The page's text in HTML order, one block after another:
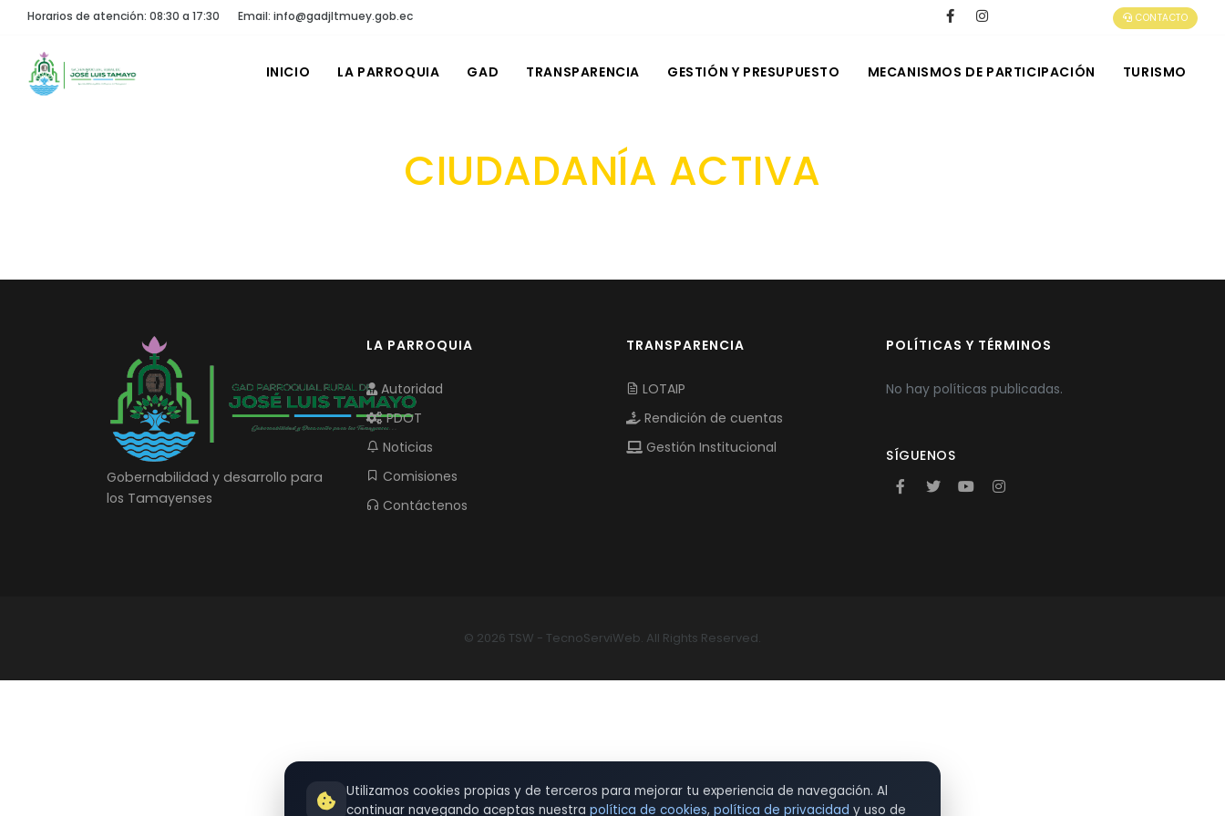
Horarios de atención: 08:30 a 17:30 Email: info@gadjltmuey.gob.ec CONTACTO
INICIO LA PARROQUIA GAD TRANSPARENCIA GESTIÓN Y PRESUPUESTO MECANISMOS DE PARTICIPACIÓN TURISMO
CIUDADANÍA ACTIVA
Gobernabilidad y desarrollo para
los Tamayenses
LA PARROQUIA
Autoridad
PDOT
Noticias
Comisiones
Contáctenos
TRANSPARENCIA
LOTAIP
Rendición de cuentas
Gestión Institucional
POLÍTICAS Y TÉRMINOS
No hay políticas publicadas.
SÍGUENOS
© 2026 TSW - TecnoServiWeb. All Rights Reserved.
Utilizamos cookies propias y de terceros para mejorar tu experiencia de navegación. Al
continuar navegando aceptas nuestra política de cookies, política de privacidad y uso de